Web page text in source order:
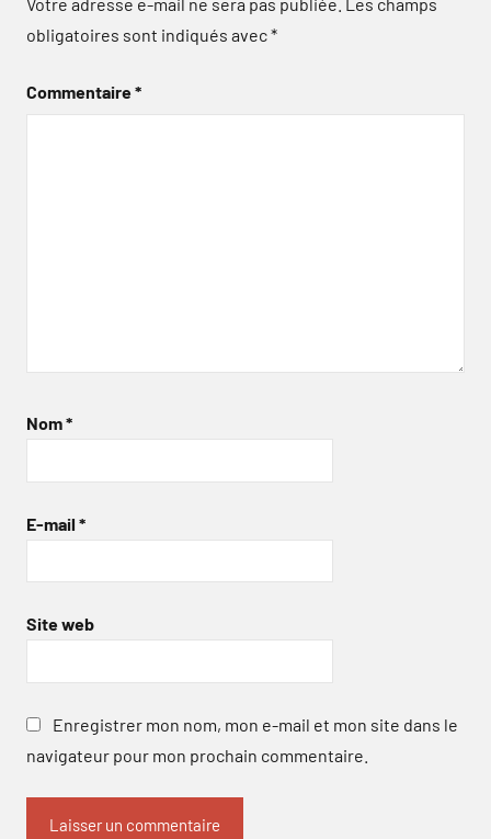
obligatoires sont indiqués avec*
Commentaire*
Nom*
E-mail *
Site web
Enregistrer mon nom, mon e-mail et mon site dans le
navigateur pour mon prochain commentaire.